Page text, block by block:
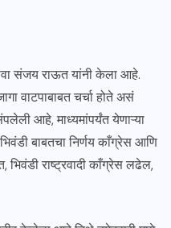
संजय राऊत यांनी केला आहे.
वाटपाबाबत चर्चा होते असं
आहे, माध्यमांपर्यंत येणाऱ्या
बाबतचा निर्णय काँग्रेस आणि
भिवंडी राष्ट्रवादी काँग्रेस लढेल,